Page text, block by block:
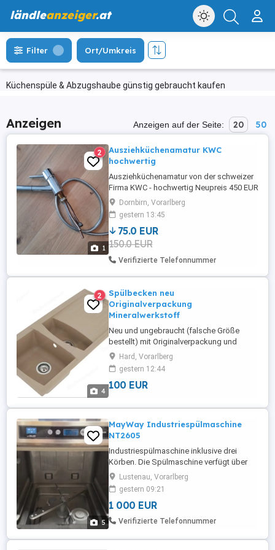
ländleanzeiger.at
Küchenspüle & Abzugshaube günstig gebraucht kaufen
Filter Ort/Umkreis
Anzeigen Anzeigen auf der Seite: 20 50
1
2
Ausziehküchenamatur KWC
hochwertig
Ausziehküchenamatur von der schweizer
Firma KWC - hochwertig Neupreis 450 EUR
Dornbirn, Vorarlberg
gestern 13:45
75.0 EUR
150.0 EUR
Verifizierte Telefonnummer
4
2
Spülbecken neu
Originalverpackung
Mineralwerkstoff
Neu und ungebraucht (falsche Größe
bestellt) mit Originalverpackung und
sämtlichem Zubehör (Überlaufgarnitur,
Ablaufgarnitur, ...); mit Abtropfbecken und
Abtropffläche, Mineralguss in der Farbe
sandbeige; B H T in cm ca. 100 20 50.
Hard, Vorarlberg
gestern 12:44
100 EUR
5
MayWay Industriespülmaschine
NT2605
Industriespülmaschine inklusive drei
Körben. Die Spülmaschine verfügt über
zwei integrierte Pumpen für den
Spülmittel- und Klarspülereinzug >
händische Entleerung entfällt somit!
Lustenau, Vorarlberg
gestern 09:21
1 000 EUR
Verifizierte Telefonnummer